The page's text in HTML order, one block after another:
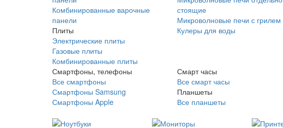
Комбинированные варочные
панели
Плиты
Электрические плиты
Газовые плиты
Комбинированные плиты
стоящие
Микроволновые печи с грилем
Кулеры для воды
Смартфоны, телефоны
Все смартфоны
Смартфоны Samsung
Смартфоны Apple
Смарт часы
Все смарт часы
Планшеты
Все планшеты